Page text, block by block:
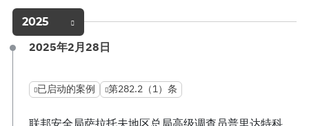
2025
2025年2月28日
已启动的案例 第282.2（1）条
联邦安全局萨拉托夫地区总局高级调查员普里达特科